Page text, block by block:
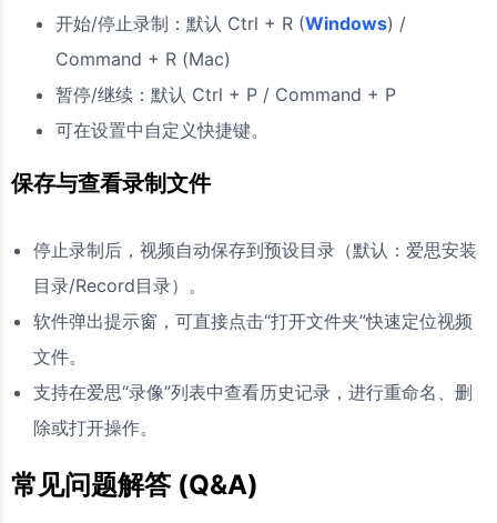
开始/停止录制：默认 Ctrl + R (Windows) /
Command + R (Mac)
暂停/继续：默认 Ctrl + P / Command + P
可在设置中自定义快捷键。
保存与查看录制文件
停止录制后，视频自动保存到预设目录（默认：爱思安装
目录/Record目录）。
软件弹出提示窗，可直接点击“打开文件夹”快速定位视频
文件。
支持在爱思“录像”列表中查看历史记录，进行重命名、删
除或打开操作。
常见问题解答 (Q&A)